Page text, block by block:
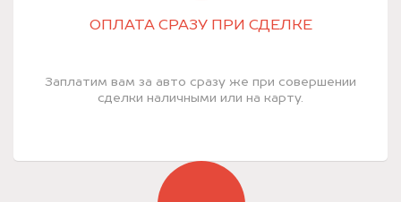
ОПЛАТА СРАЗУ ПРИ СДЕЛКЕ
Заплатим вам за авто сразу же при совершении
сделки наличными или на карту.